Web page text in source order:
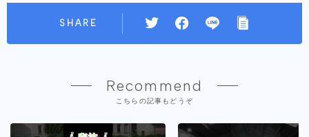
SHARE
Recommend
こちらの記事もどうぞ